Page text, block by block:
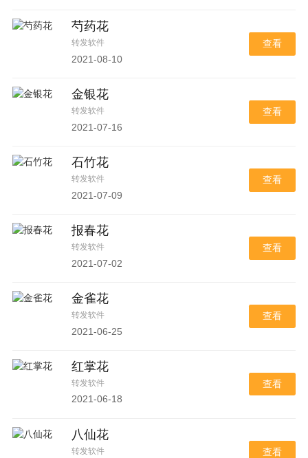
芍药花
转发软件
2021-08-10
查看
金银花
转发软件
2021-07-16
查看
石竹花
转发软件
2021-07-09
查看
报春花
转发软件
2021-07-02
查看
金雀花
转发软件
2021-06-25
查看
红掌花
转发软件
2021-06-18
查看
八仙花
转发软件 查看